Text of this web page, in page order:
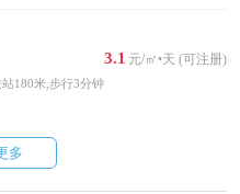
3.1 元/㎡•天 (可注册)
180米,步行3分钟
多